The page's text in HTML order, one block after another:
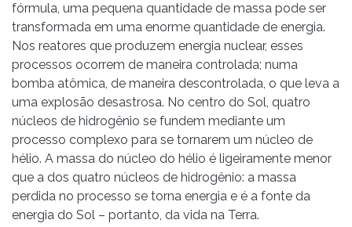
fórmula, uma pequena quantidade de massa pode ser
transformada em uma enorme quantidade de energia.
Nos reatores que produzem energia nuclear, esses
processos ocorrem de maneira controlada; numa
bomba atômica, de maneira descontrolada, o que leva a
uma explosão desastrosa. No centro do Sol, quatro
núcleos de hidrogênio se fundem mediante um
processo complexo para se tornarem um núcleo de
hélio. A massa do núcleo do hélio é ligeiramente menor
que a dos quatro núcleos de hidrogênio: a massa
perdida no processo se torna energia e é a fonte da
energia do Sol – portanto, da vida na Terra.